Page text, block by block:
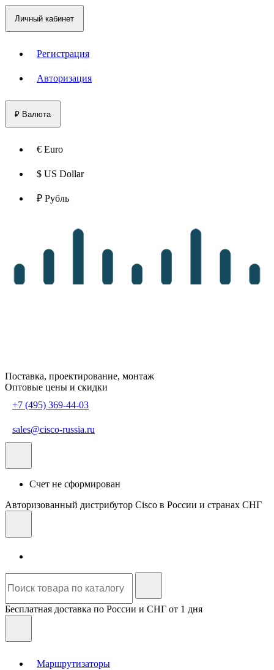
Личный кабинет
Регистрация
Авторизация
₽ Валюта
€ Euro
$ US Dollar
₽ Рубль
Поставка, проектирование, монтаж
Оптовые цены и скидки
+7 (495) 369-44-03
sales@cisco-russia.ru
Счет не сформирован
Авторизованный дистрибутор Cisco в России и странах СНГ
Бесплатная доставка по России и СНГ от 1 дня
Маршрутизаторы